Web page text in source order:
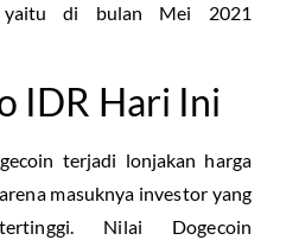
yaitu di bulan Mei 2021
IDR Hari Ini
terjadi lonjakan harga
masuknya investor yang
Nilai Dogecoin